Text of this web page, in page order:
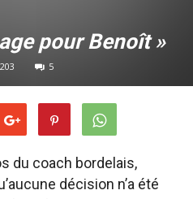
pour Benoît »
203 5
du coach bordelais,
décision n’a été